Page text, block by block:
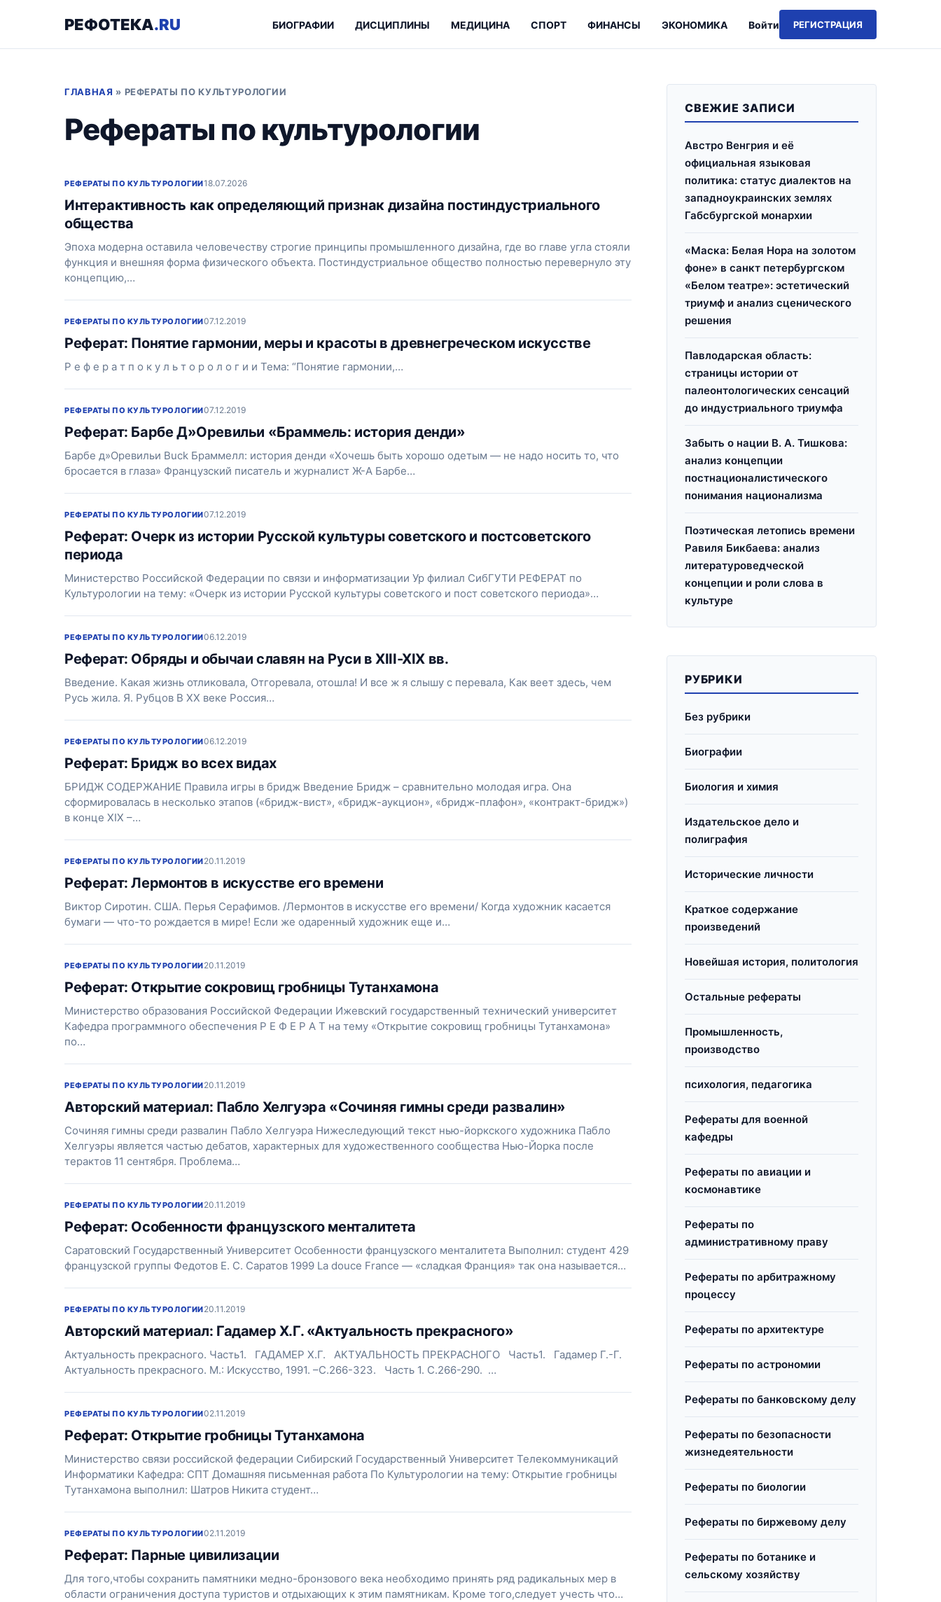
РЕФОТЕКА.RU Войти РЕГИСТРАЦИЯ
БИОГРАФИИ ДИСЦИПЛИНЫ МЕДИЦИНА СПОРТ ФИНАНСЫ ЭКОНОМИКА
ГЛАВНАЯ » РЕФЕРАТЫ ПО КУЛЬТУРОЛОГИИ
Рефераты по культурологии
РЕФЕРАТЫ ПО КУЛЬТУРОЛОГИИ18.07.2026
Интерактивность как определяющий признак дизайна постиндустриального
общества
Эпоха модерна оставила человечеству строгие принципы промышленного дизайна, где во главе угла стояли
функция и внешняя форма физического объекта. Постиндустриальное общество полностью перевернуло эту
концепцию,…
РЕФЕРАТЫ ПО КУЛЬТУРОЛОГИИ07.12.2019
Реферат: Понятие гармонии, меры и красоты в древнегреческом искусстве
Р е ф е р а т п о к у л ь т о р о л о г и и Тема: “Понятие гармонии,…
РЕФЕРАТЫ ПО КУЛЬТУРОЛОГИИ07.12.2019
Реферат: Барбе Д»Оревильи «Браммель: история денди»
Барбе д»Оревильи Buck Браммелл: история денди «Хочешь быть хорошо одетым — не надо носить то, что
бросается в глаза» Французский писатель и журналист Ж-А Барбе…
РЕФЕРАТЫ ПО КУЛЬТУРОЛОГИИ07.12.2019
Реферат: Очерк из истории Русской культуры советского и постсоветского
периода
Министерство Российской Федерации по связи и информатизации Ур филиал СибГУТИ РЕФЕРАТ по
Культурологии на тему: «Очерк из истории Русской культуры советского и пост советского периода»…
РЕФЕРАТЫ ПО КУЛЬТУРОЛОГИИ06.12.2019
Реферат: Обряды и обычаи славян на Руси в XIII-XIX вв.
Введение. Какая жизнь отликовала, Отгоревала, отошла! И все ж я слышу с перевала, Как веет здесь, чем
Русь жила. Я. Рубцов В XX веке Россия…
РЕФЕРАТЫ ПО КУЛЬТУРОЛОГИИ06.12.2019
Реферат: Бридж во всех видах
БРИДЖ СОДЕРЖАНИЕ Правила игры в бридж Введение Бридж – сравнительно молодая игра. Она
сформировалась в несколько этапов («бридж-вист», «бридж-аукцион», «бридж-плафон», «контракт-бридж»)
в конце XIX –…
РЕФЕРАТЫ ПО КУЛЬТУРОЛОГИИ20.11.2019
Реферат: Лермонтов в искусстве его времени
Виктор Сиротин. США. Перья Серафимов. /Лермонтов в искусстве его времени/ Когда художник касается
бумаги — что-то рождается в мире! Если же одаренный художник еще и…
РЕФЕРАТЫ ПО КУЛЬТУРОЛОГИИ20.11.2019
Реферат: Открытие сокровищ гробницы Тутанхамона
Министерство образования Российской Федерации Ижевский государственный технический университет
Кафедра программного обеспечения Р Е Ф Е Р А Т на тему «Открытие сокровищ гробницы Тутанхамона»
по…
РЕФЕРАТЫ ПО КУЛЬТУРОЛОГИИ20.11.2019
Авторский материал: Пабло Хелгуэра «Сочиняя гимны среди развалин»
Сочиняя гимны среди развалин Пабло Хелгуэра Нижеследующий текст нью-йоркского художника Пабло
Хелгуэры является частью дебатов, характерных для художественного сообщества Нью-Йорка после
терактов 11 сентября. Проблема…
РЕФЕРАТЫ ПО КУЛЬТУРОЛОГИИ20.11.2019
Реферат: Особенности французского менталитета
Саратовский Государственный Университет Особенности французского менталитета Выполнил: студент 429
французской группы Федотов Е. С. Саратов 1999 La douce France — «сладкая Франция» так она называется…
РЕФЕРАТЫ ПО КУЛЬТУРОЛОГИИ20.11.2019
Авторский материал: Гадамер Х.Г. «Актуальность прекрасного»
Актуальность прекрасного. Часть1. ГАДАМЕР Х.Г. АКТУАЛЬНОСТЬ ПРЕКРАСНОГО Часть1. Гадамер Г.-Г.
Актуальность прекрасного. М.: Искусство, 1991. –С.266-323. Часть 1. С.266-290. …
РЕФЕРАТЫ ПО КУЛЬТУРОЛОГИИ02.11.2019
Реферат: Открытие гробницы Тутанхамона
Министерство связи российской федерации Сибирский Государственный Университет Телекоммуникаций
Информатики Кафедра: СПТ Домашняя письменная работа По Культурологии на тему: Открытие гробницы
Тутанхамона выполнил: Шатров Никита студент…
РЕФЕРАТЫ ПО КУЛЬТУРОЛОГИИ02.11.2019
Реферат: Парные цивилизации
Для того,чтобы сохранить памятники медно-бронзового века необходимо принять ряд радикальных мер в
области ограничения доступа туристов и отдыхающих к этим памятникам. Кроме того,следует учесть что…
СВЕЖИЕ ЗАПИСИ
Австро Венгрия и её
официальная языковая
политика: статус диалектов на
западноукраинских землях
Габсбургской монархии
«Маска: Белая Нора на золотом
фоне» в санкт петербургском
«Белом театре»: эстетический
триумф и анализ сценического
решения
Павлодарская область:
страницы истории от
палеонтологических сенсаций
до индустриального триумфа
Забыть о нации В. А. Тишкова:
анализ концепции
постнационалистического
понимания национализма
Поэтическая летопись времени
Равиля Бикбаева: анализ
литературоведческой
концепции и роли слова в
культуре
РУБРИКИ
Без рубрики
Биографии
Биология и химия
Издательское дело и
полиграфия
Исторические личности
Краткое содержание
произведений
Новейшая история, политология
Остальные рефераты
Промышленность,
производство
психология, педагогика
Рефераты для военной
кафедры
Рефераты по авиации и
космонавтике
Рефераты по
административному праву
Рефераты по арбитражному
процессу
Рефераты по архитектуре
Рефераты по астрономии
Рефераты по банковскому делу
Рефераты по безопасности
жизнедеятельности
Рефераты по биологии
Рефераты по биржевому делу
Рефераты по ботанике и
сельскому хозяйству